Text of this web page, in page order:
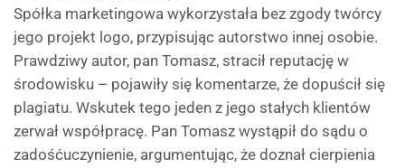
Spółka marketingowa wykorzystała bez zgody twórcy
jego projekt logo, przypisując autorstwo innej osobie.
Prawdziwy autor, pan Tomasz, stracił reputację w
środowisku – pojawiły się komentarze, że dopuścił się
plagiatu. Wskutek tego jeden z jego stałych klientów
zerwał współpracę. Pan Tomasz wystąpił do sądu o
zadośćuczynienie, argumentując, że doznał cierpienia